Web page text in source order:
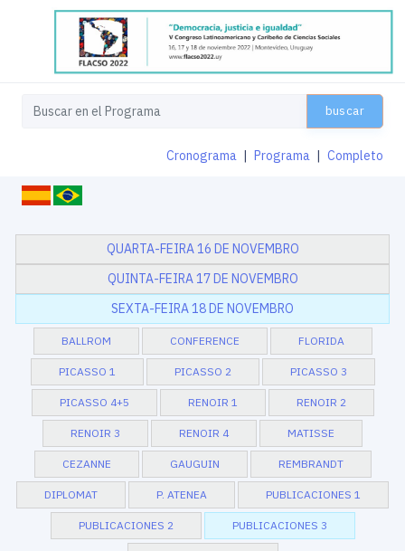
buscar
Cronograma | Programa | Completo
QUARTA-FEIRA 16 DE NOVEMBRO
QUINTA-FEIRA 17 DE NOVEMBRO
SEXTA-FEIRA 18 DE NOVEMBRO
BALLROM CONFERENCE FLORIDA
PICASSO 1 PICASSO 2 PICASSO 3
PICASSO 4+5 RENOIR 1 RENOIR 2
RENOIR 3 RENOIR 4 MATISSE
CEZANNE GAUGUIN REMBRANDT
DIPLOMAT P. ATENEA PUBLICACIONES 1
PUBLICACIONES 2 PUBLICACIONES 3